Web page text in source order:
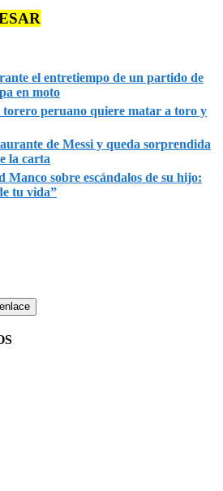
el entretiempo de un partido de
en moto
torero peruano quiere matar a toro y
de Messi y queda sorprendida
la carta
Manco sobre escándalos de su hijo:
tu vida”